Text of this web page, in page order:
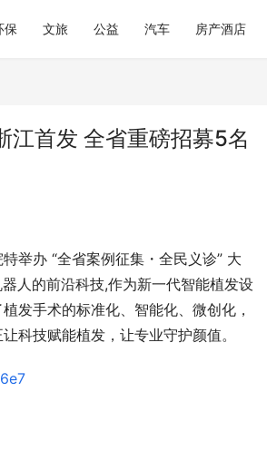
保 文旅 公益 汽车 房产酒店
江首发 全省重磅招募5名
举办 “全省案例征集・全民义诊” 大
人的前沿科技,作为新一代智能植发设
发手术的标准化、智能化、微创化，
科技赋能植发，让专业守护颜值。